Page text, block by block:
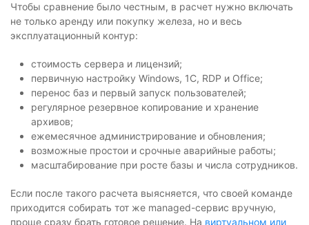
Чтобы сравнение было честным, в расчет нужно включать
не только аренду или покупку железа, но и весь
эксплуатационный контур:
стоимость сервера и лицензий;
первичную настройку Windows, 1С, RDP и Office;
перенос баз и первый запуск пользователей;
регулярное резервное копирование и хранение
архивов;
ежемесячное администрирование и обновления;
возможные простои и срочные аварийные работы;
масштабирование при росте базы и числа сотрудников.
Если после такого расчета выясняется, что своей команде
приходится собирать тот же managed-сервис вручную,
проще сразу брать готовое решение. На виртуальном или